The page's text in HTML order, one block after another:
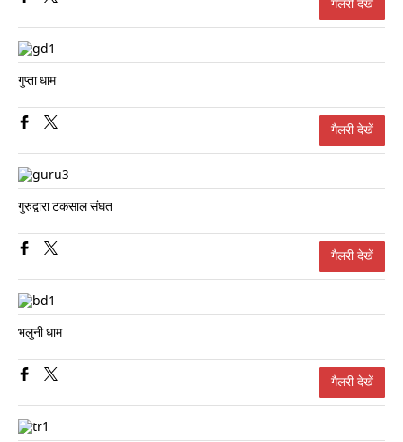
गुप्ता धाम
गैलरी देखें
गुरुद्वारा टकसाल संघत
गैलरी देखें
भलुनी धाम
गैलरी देखें